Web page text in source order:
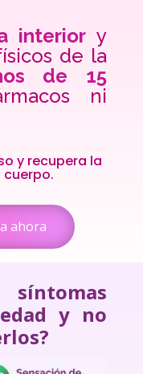
interior y
de la
de 15
ni
y recupera la
ahora
y no